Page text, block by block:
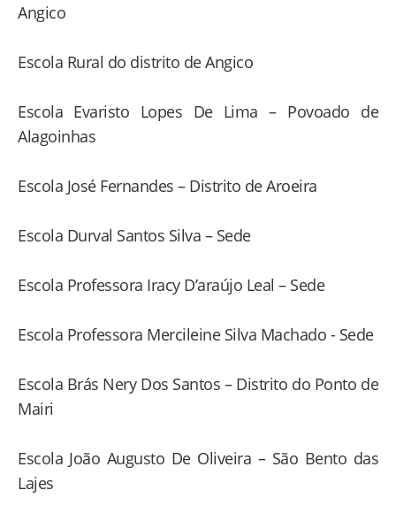
Angico
Escola Rural do distrito de Angico
Escola Evaristo Lopes De Lima – Povoado de
Alagoinhas
Escola José Fernandes – Distrito de Aroeira
Escola Durval Santos Silva – Sede
Escola Professora Iracy D’araújo Leal – Sede
Escola Professora Mercileine Silva Machado - Sede
Escola Brás Nery Dos Santos – Distrito do Ponto de
Mairi
Escola João Augusto De Oliveira – São Bento das
Lajes